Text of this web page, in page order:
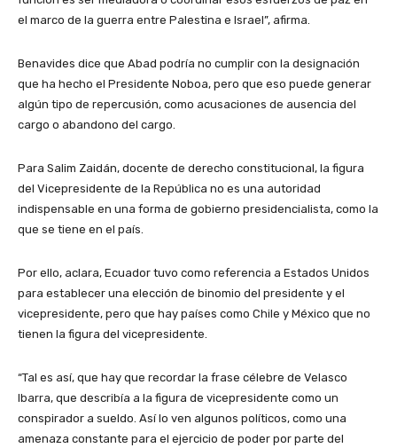
el marco de la guerra entre Palestina e Israel”, afirma.
Benavides dice que Abad podría no cumplir con la designación
que ha hecho el Presidente Noboa, pero que eso puede generar
algún tipo de repercusión, como acusaciones de ausencia del
cargo o abandono del cargo.
Para Salim Zaidán, docente de derecho constitucional, la figura
del Vicepresidente de la República no es una autoridad
indispensable en una forma de gobierno presidencialista, como la
que se tiene en el país.
Por ello, aclara, Ecuador tuvo como referencia a Estados Unidos
para establecer una elección de binomio del presidente y el
vicepresidente, pero que hay países como Chile y México que no
tienen la figura del vicepresidente.
“Tal es así, que hay que recordar la frase célebre de Velasco
Ibarra, que describía a la figura de vicepresidente como un
conspirador a sueldo. Así lo ven algunos políticos, como una
amenaza constante para el ejercicio de poder por parte del